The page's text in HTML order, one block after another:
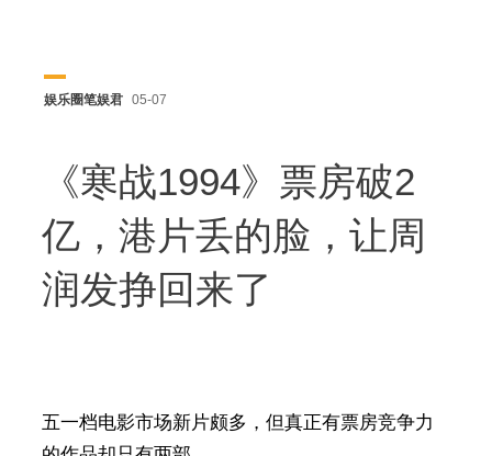
娱乐圈笔娱君 05-07
《寒战1994》票房破2
亿，港片丢的脸，让周
润发挣回来了
五一档电影市场新片颇多，但真正有票房竞争力